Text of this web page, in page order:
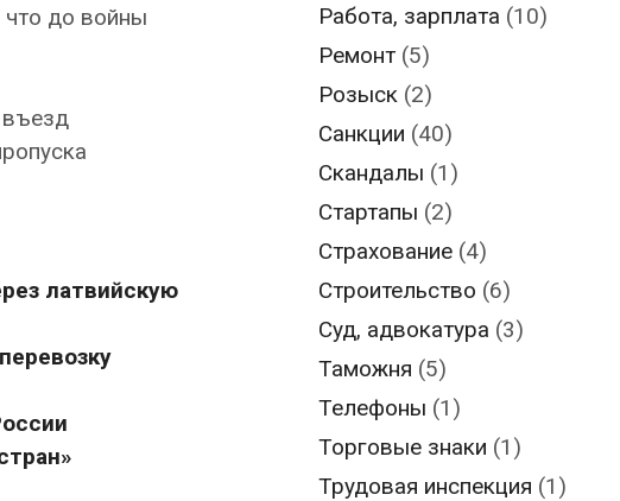
что до войны
въезд
латвийскую
Работа, зарплата (10)
Ремонт (5)
Розыск (2)
Санкции (40)
Скандалы (1)
Стартапы (2)
Страхование (4)
Строительство (6)
Суд, адвокатура (3)
Таможня (5)
Телефоны (1)
Торговые знаки (1)
Трудовая инспекция (1)